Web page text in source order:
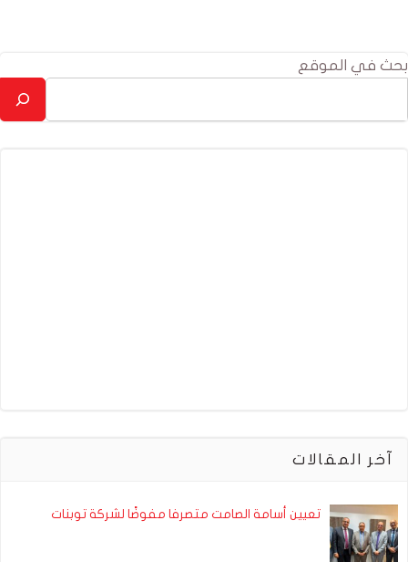
بحث في الموقع
آخر المقالات
تعيين أسامة الصامت متصرفا مفوضًا لشركة توبنات